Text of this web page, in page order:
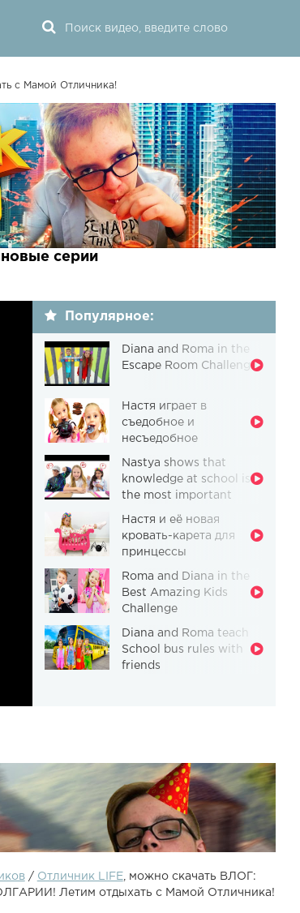
с Мамой Отличника!
серии
Популярное:
Diana and Roma in the
Escape Room Challenge
Настя играет в
съедобное и
несъедобное
Nastya shows that
knowledge at school is
the most important
Настя и её новая
кровать-карета для
принцессы
Roma and Diana in the
Best Amazing Kids
Challenge
Diana and Roma teach
School bus rules with
friends
/ Отличник LIFE, можно скачать ВЛОГ:
Летим отдыхать с Мамой Отличника!